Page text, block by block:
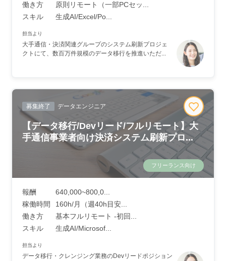
働き方
原則リモート（一部PCセッ...
スキル
生成AI/Excel/Po...
担当より
大手通信・決済関連グループのシステム刷新プロジェ
クトにて、数百万件規模のデータ移行を推進いただ...
募集終了 データエンジニア
【データ移行/Devリード/フルリモート】大
手通信事業者向け決済システム刷新プロ...
フリーランス向け
報酬
640,000~800,0...
稼働時間
160h/月（週40h目安...
働き方
基本フルリモート -初回...
スキル
生成AI/Microsof...
担当より
データ移行・クレンジング業務のDevリードポジション